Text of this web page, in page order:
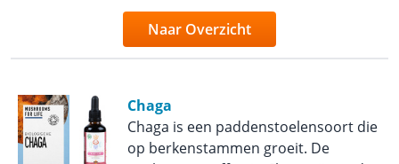
Naar Overzicht
Chaga
Chaga is een paddenstoelensoort die
op berkenstammen groeit. De